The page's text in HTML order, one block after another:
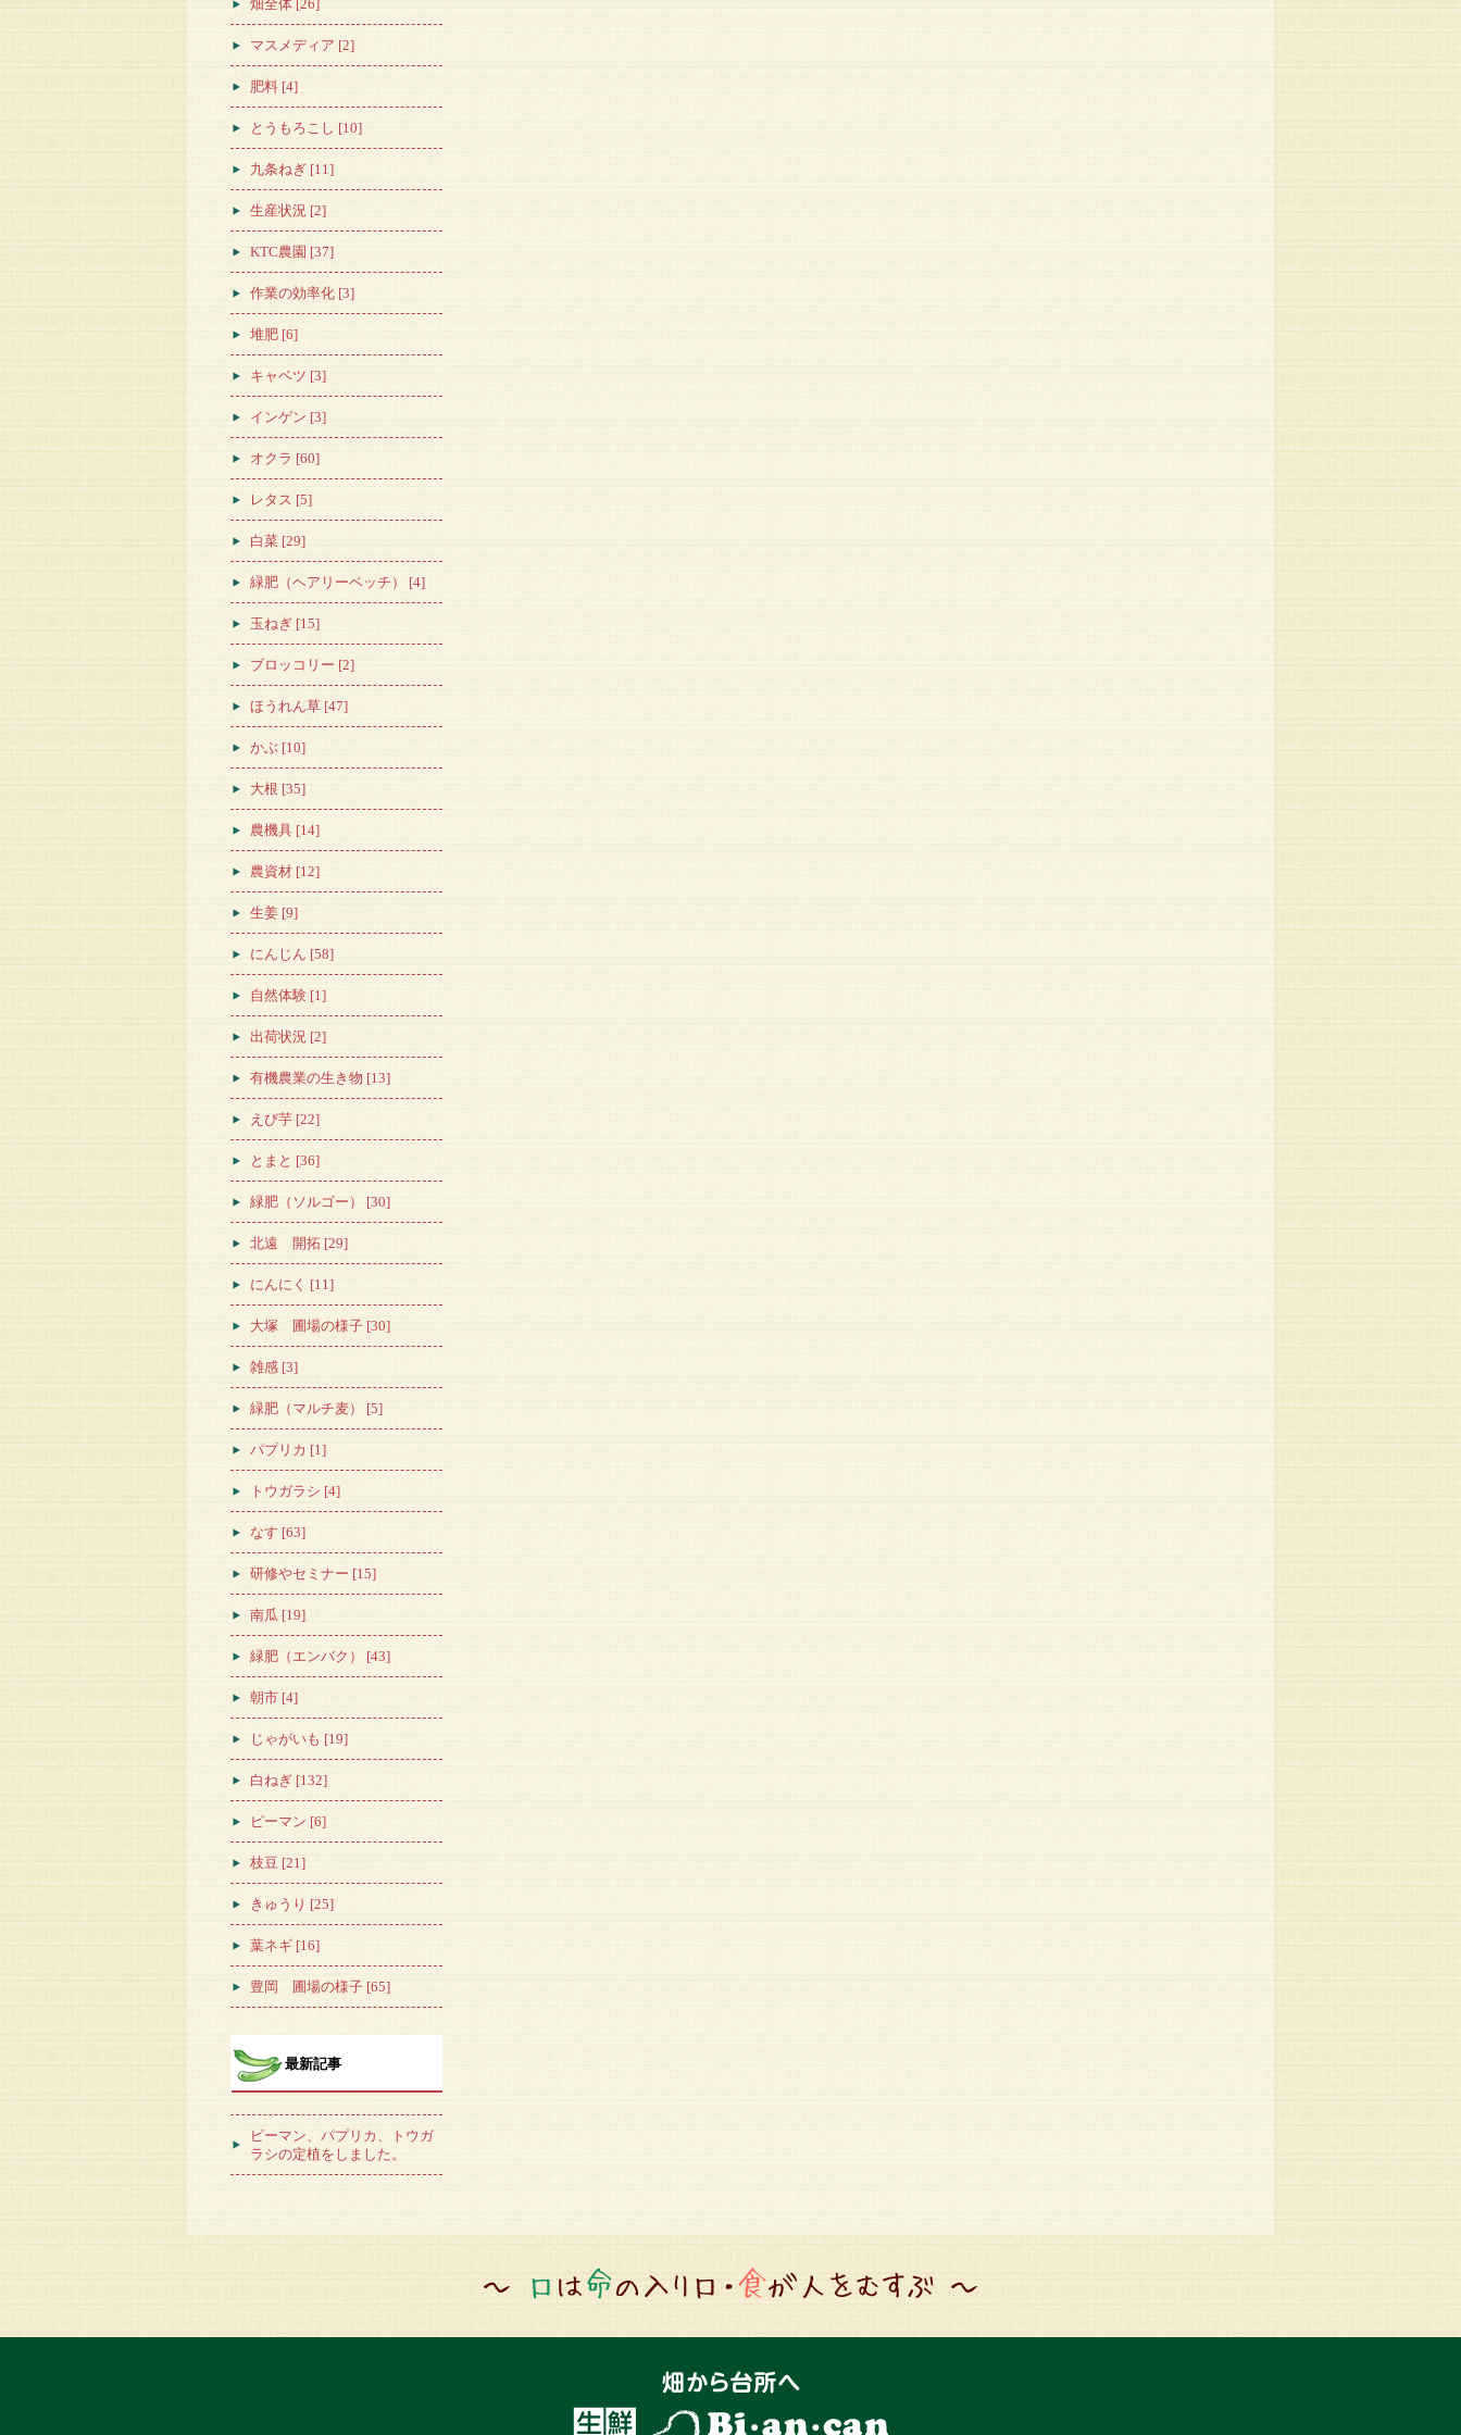
畑全体 [26]
マスメディア [2]
肥料 [4]
とうもろこし [10]
九条ねぎ [11]
生産状況 [2]
KTC農園 [37]
作業の効率化 [3]
堆肥 [6]
キャベツ [3]
インゲン [3]
オクラ [60]
レタス [5]
白菜 [29]
緑肥（ヘアリーベッチ） [4]
玉ねぎ [15]
ブロッコリー [2]
ほうれん草 [47]
かぶ [10]
大根 [35]
農機具 [14]
農資材 [12]
生姜 [9]
にんじん [58]
自然体験 [1]
出荷状況 [2]
有機農業の生き物 [13]
えび芋 [22]
とまと [36]
緑肥（ソルゴー） [30]
北遠 開拓 [29]
にんにく [11]
大塚 圃場の様子 [30]
雑感 [3]
緑肥（マルチ麦） [5]
パプリカ [1]
トウガラシ [4]
なす [63]
研修やセミナー [15]
南瓜 [19]
緑肥（エンバク） [43]
朝市 [4]
じゃがいも [19]
白ねぎ [132]
ピーマン [6]
枝豆 [21]
きゅうり [25]
葉ネギ [16]
豊岡 圃場の様子 [65]
最新記事
ピーマン、パプリカ、トウガ
ラシの定植をしました。